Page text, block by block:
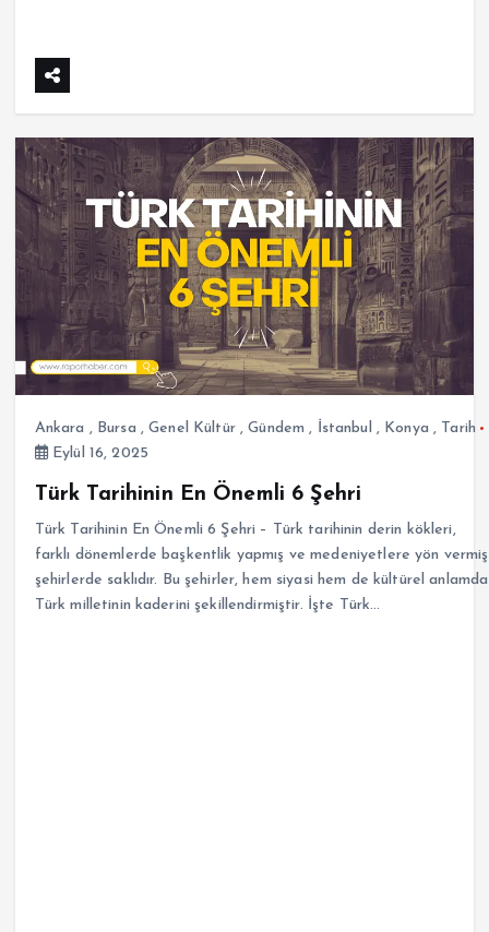
Ankara , Bursa ,Genel Kültür,Gündem , İstanbul , Konya , Tarih
Eylül 16, 2025
Türk Tarihinin En Önemli 6 Şehri
Türk Tarihinin En Önemli 6 Şehri – Türk tarihinin derin kökleri,
farklı dönemlerde başkentlik yapmış ve medeniyetlere yön vermiş
şehirlerde saklıdır. Bu şehirler, hem siyasi hem de kültürel anlamda
Türk milletinin kaderini şekillendirmiştir. İşte Türk…